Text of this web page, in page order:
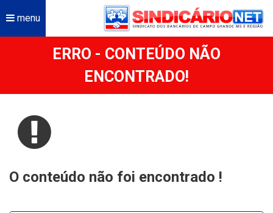
menu
ERRO - CONTEÚDO NÃO
ENCONTRADO!
O conteúdo não foi encontrado !